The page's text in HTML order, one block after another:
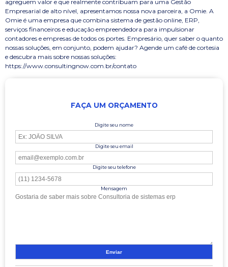
agreguem valor e que realmente contribuam para uma Gestão
Empresarial de alto nível, apresentamos nossa nova parceira, a Omie. A
Omie é uma empresa que combina sistema de gestão online, ERP,
serviços financeiros e educação empreendedora para impulsionar
contadores e empresas de todos os portes. Empresário, quer saber o quanto
nossas soluções, em conjunto, podem ajudar? Agende um café de cortesia
e descubra mais sobre nossas soluções:
https://www.consultingnow.com.br/contato
FAÇA UM ORÇAMENTO
Digite seu nome
Digite seu email
Digite seu telefone
Mensagem